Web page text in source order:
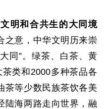
明和合共生的大同境
之意，中华文明历来崇
同”。绿茶、白茶、黄
类和2000多种茶品各
茶等少数民族茶饮各美
陆海两路走向世界，融